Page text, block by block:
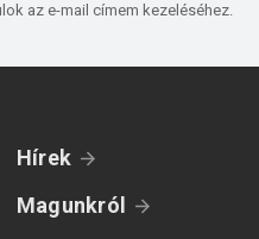
az e-mail címem kezeléséhez.
Hírek
Magunkról